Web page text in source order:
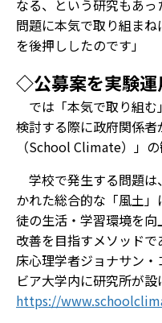
なる、という研究もあ
問題に本気で取り組ま
を後押ししたのです」
◇公募案を実験運
では「本気で取り組む
検討する際に政府関係
（School Climate）」の
学校で発生する問題は
かれた総合的な「風土
徒の生活・学習環境を
改善を目指すメソッド
床心理学者ジョナサン
ビア大学内に研究所が
https://